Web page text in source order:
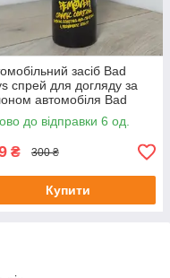
засіб Bad
спрей для догляду за
автомобіля Bad
detailine ATOM Remover
до відправки 6 од.
₴ 300 ₴
Купити